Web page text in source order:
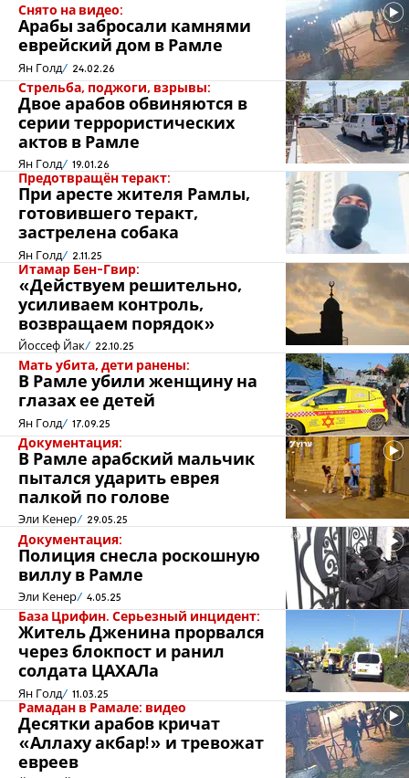
Снято на видео:
Арабы забросали камнями
еврейский дом в Рамле
Ян Голд 24.02.26
Стрельба, поджоги, взрывы:
Двое арабов обвиняются в
серии террористических
актов в Рамле
Ян Голд 19.01.26
Предотвращён теракт:
При аресте жителя Рамлы,
готовившего теракт,
застрелена собака
Ян Голд 2.11.25
Итамар Бен-Гвир:
«Действуем решительно,
усиливаем контроль,
возвращаем порядок»
Йоссеф Йак 22.10.25
Мать убита, дети ранены:
В Рамле убили женщину на
глазах ее детей
Ян Голд 17.09.25
Документация:
В Рамле арабский мальчик
пытался ударить еврея
палкой по голове
Эли Кенер 29.05.25
Документация:
Полиция снесла роскошную
виллу в Рамле
Эли Кенер 4.05.25
База Црифин. Серьезный инцидент:
Житель Дженина прорвался
через блокпост и ранил
солдата ЦАХАЛа
Ян Голд 11.03.25
Рамадан в Рамале: видео
Десятки арабов кричат
«Аллаху акбар!» и тревожат
евреев